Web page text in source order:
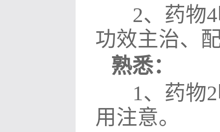
2、药物4
功效主治、
熟悉：
1、药物2
用注意。